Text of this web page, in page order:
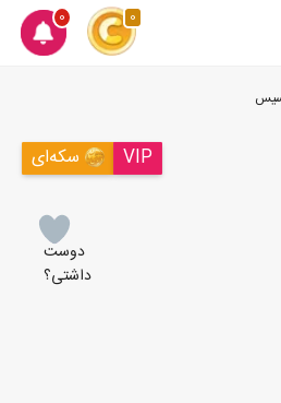
0 0
سکه‌ای VIP
دوست
داشتی؟